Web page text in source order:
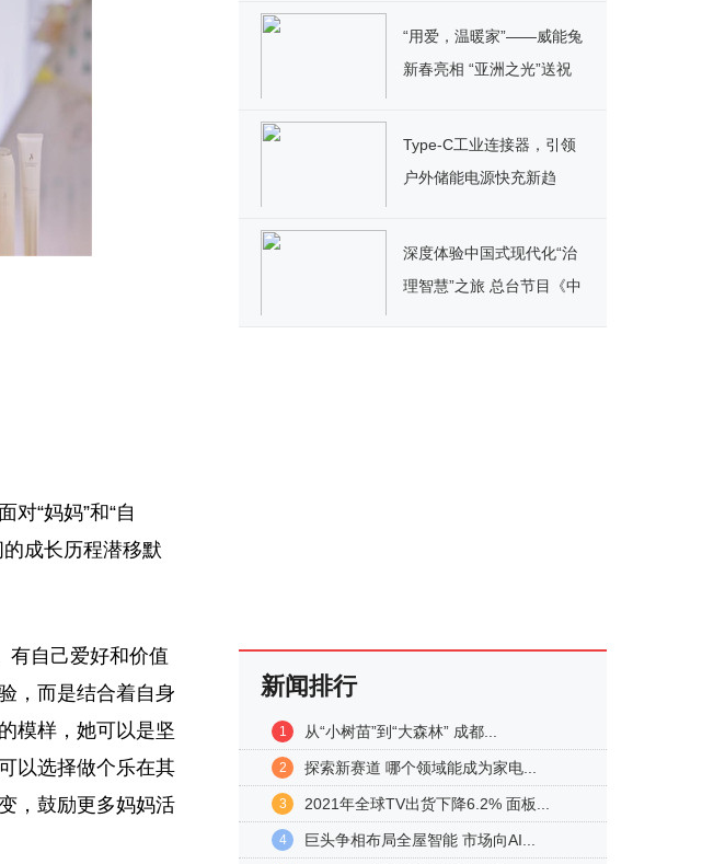
“妈妈”和“自
成长历程潜移默
有自己爱好和价值
，而是结合着自身
模样，她可以是坚
以选择做个乐在其
，鼓励更多妈妈活
“用爱，温暖家”——威能兔
新春亮相 “亚洲之光”送祝
Type-C工业连接器，引领
户外储能电源快充新趋
深度体验中国式现代化“治
理智慧”之旅 总台节目《中
新闻排行
1 从“小树苗”到“大森林” 成都...
2 探索新赛道 哪个领域能成为家电...
3 2021年全球TV出货下降6.2% 面板...
4 巨头争相布局全屋智能 市场向AI...